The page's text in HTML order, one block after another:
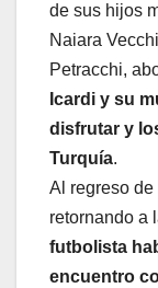
de sus hijos
Naiara
Petracchi,
Icardi y su
disfrutar y
Turquía.
Al regreso
retornando a
futbolista
encuentro